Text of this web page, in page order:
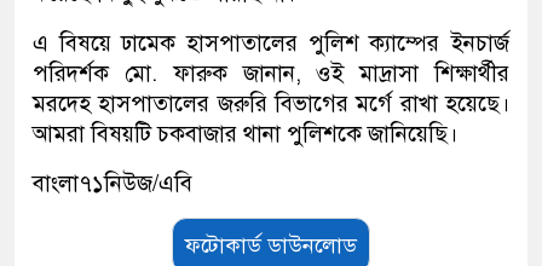
এ বিষয়ে ঢামেক হাসপাতালের পুলিশ ক্যাম্পের ইনচার্জ
পরিদর্শক মো. ফারুক জানান, ওই মাদ্রাসা শিক্ষার্থীর
মরদেহ হাসপাতালের জরুরি বিভাগের মর্গে রাখা হয়েছে।
আমরা বিষয়টি চকবাজার থানা পুলিশকে জানিয়েছি।
বাংলা৭১নিউজ/এবি
ফটোকার্ড ডাউনলোড